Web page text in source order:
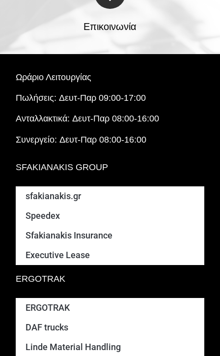
Επικοινωνία
Ωράριο Λειτουργίας
Πωλήσεις:Δευτ-Παρ 09:00-17:00
Ανταλλακτικά:Δευτ-Παρ 08:00-16:00
Συνεργείο:Δευτ-Παρ 08:00-16:00
SFAKIANAKIS GROUP
sfakianakis.gr
Speedex
Sfakianakis Insurance
Executive Lease
ERGOTRAK
ERGOTRAK
DAF trucks
Linde Material Handling